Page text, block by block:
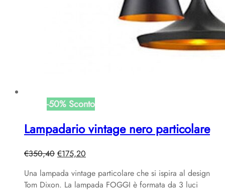
-50%Sconto
Lampadario vintage nero particolare
€350,40 Il
originale
era:
€175,20
attuale
è:
Una lampada vintage particolare che si ispira al design
Tom Dixon. La lampada FOGGI è formata da 3 luci